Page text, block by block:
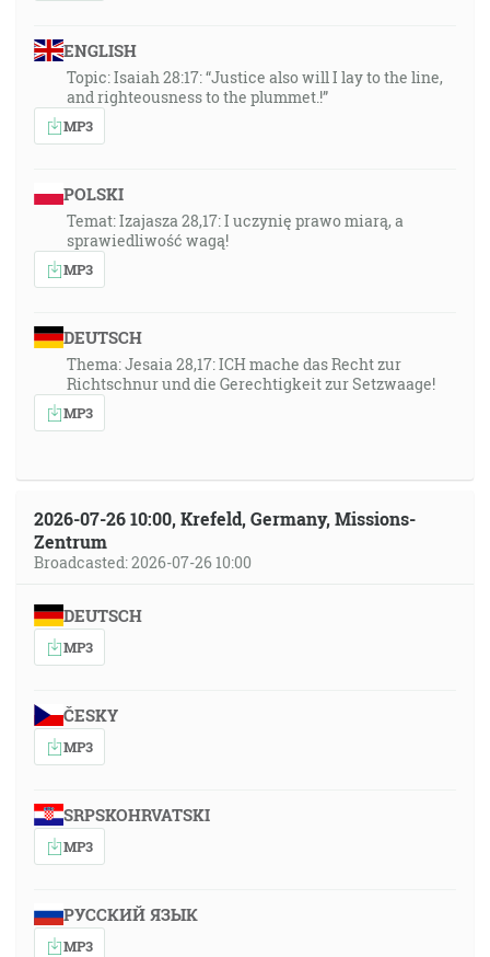
ENGLISH
Topic: Isaiah 28:17: “Justice also will I lay to the line,
and righteousness to the plummet.!”
MP3
POLSKI
Temat: Izajasza 28,17: I uczynię prawo miarą, a
sprawiedliwość wagą!
MP3
DEUTSCH
Thema: Jesaia 28,17: ICH mache das Recht zur
Richtschnur und die Gerechtigkeit zur Setzwaage!
MP3
2026-07-26 10:00, Krefeld, Germany, Missions-
Zentrum
Broadcasted: 2026-07-26 10:00
DEUTSCH
MP3
ČESKY
MP3
SRPSKOHRVATSKI
MP3
РУССКИЙ ЯЗЫК
MP3